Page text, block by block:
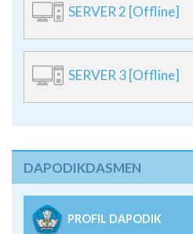
SERVER 2 [Offline]
SERVER 3 [Offline]
DAPODIKDASMEN
PROFIL DAPODIK